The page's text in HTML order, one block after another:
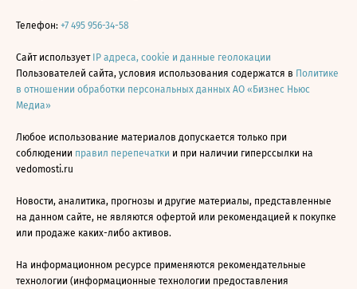
Телефон: +7 495 956-34-58
Сайт использует IP адреса, cookie и данные геолокации
Пользователей сайта, условия использования содержатся в Политике
в отношении обработки персональных данных АО «Бизнес Ньюс
Медиа»
Любое использование материалов допускается только при
соблюдении правил перепечатки и при наличии гиперссылки на
vedomosti.ru
Новости, аналитика, прогнозы и другие материалы, представленные
на данном сайте, не являются офертой или рекомендацией к покупке
или продаже каких-либо активов.
На информационном ресурсе применяются рекомендательные
технологии (информационные технологии предоставления